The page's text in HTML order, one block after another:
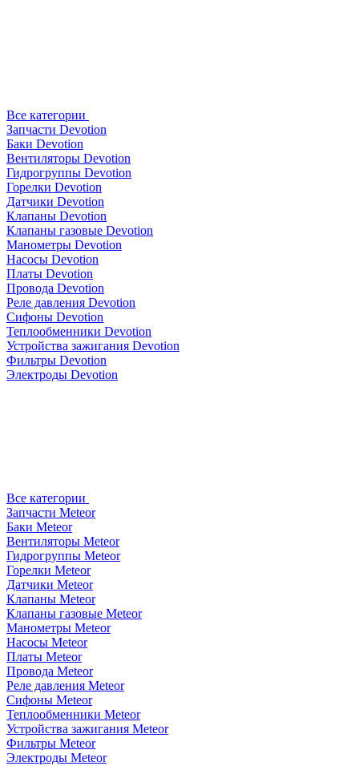
Все категории
Запчасти Devotion
Баки Devotion
Вентиляторы Devotion
Гидрогруппы Devotion
Горелки Devotion
Датчики Devotion
Клапаны Devotion
Клапаны газовые Devotion
Манометры Devotion
Насосы Devotion
Платы Devotion
Провода Devotion
Реле давления Devotion
Сифоны Devotion
Теплообменники Devotion
Устройства зажигания Devotion
Фильтры Devotion
Электроды Devotion
Все категории
Запчасти Meteor
Баки Meteor
Вентиляторы Meteor
Гидрогруппы Meteor
Горелки Meteor
Датчики Meteor
Клапаны Meteor
Клапаны газовые Meteor
Манометры Meteor
Насосы Meteor
Платы Meteor
Провода Meteor
Реле давления Meteor
Сифоны Meteor
Теплообменники Meteor
Устройства зажигания Meteor
Фильтры Meteor
Электроды Meteor